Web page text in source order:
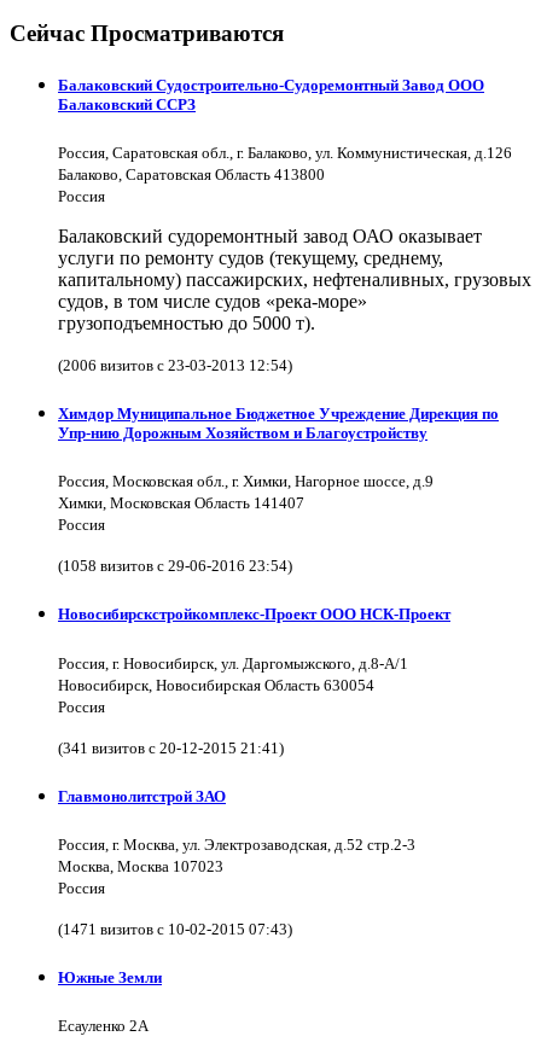
Сейчас Просматриваются
Балаковский Судостроительно-Судоремонтный Завод ООО
Балаковский ССРЗ
Россия, Саратовская обл., г. Балаково, ул. Коммунистическая, д.126
Балаково, Саратовская Область 413800
Россия
Балаковский судоремонтный завод ОАО оказывает
услуги по ремонту судов (текущему, среднему,
капитальному) пассажирских, нефтеналивных, грузовых
судов, в том числе судов «река-море»
грузоподъемностью до 5000 т).
(2006 визитов с 23-03-2013 12:54)
Химдор Муниципальное Бюджетное Учреждение Дирекция по
Упр-нию Дорожным Хозяйством и Благоустройству
Россия, Московская обл., г. Химки, Нагорное шоссе, д.9
Химки, Московская Область 141407
Россия
(1058 визитов с 29-06-2016 23:54)
Новосибирскстройкомплекс-Проект ООО НСК-Проект
Россия, г. Новосибирск, ул. Даргомыжского, д.8-А/1
Новосибирск, Новосибирская Область 630054
Россия
(341 визитов с 20-12-2015 21:41)
Главмонолитстрой ЗАО
Россия, г. Москва, ул. Электрозаводская, д.52 стр.2-3
Москва, Москва 107023
Россия
(1471 визитов с 10-02-2015 07:43)
Южные Земли
Есауленко 2А